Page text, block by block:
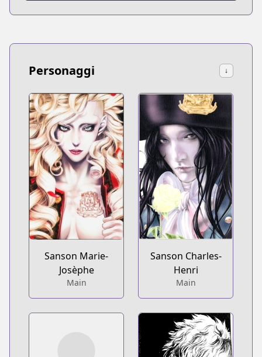
Personaggi ↓
Sanson Marie-
Josèphe
Main
Sanson Charles-
Henri
Main